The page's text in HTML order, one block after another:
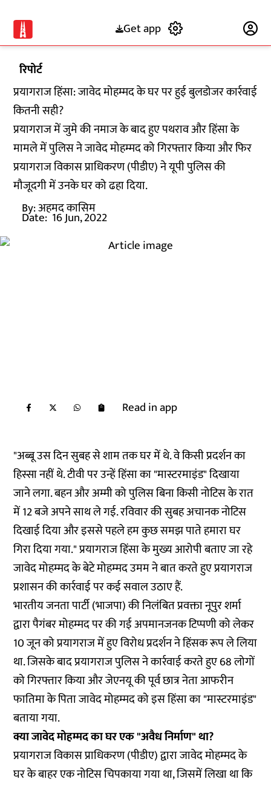
Get app
रिपोर्ट
प्रयागराज हिंसा: जावेद मोहम्मद के घर पर हुई बुलडोजर कार्रवाई
कितनी सही?
प्रयागराज में जुमे की नमाज के बाद हुए पथराव और हिंसा के
मामले में पुलिस ने जावेद मोहम्मद को गिरफ्तार किया और फिर
प्रयागराज विकास प्राधिकरण (पीडीए) ने यूपी पुलिस की
मौजूदगी में उनके घर को ढहा दिया.
By:अहमद कासिम
Date: 16 Jun, 2022
Read in app
"अब्बू उस दिन सुबह से शाम तक घर में थे. वे किसी प्रदर्शन का
हिस्सा नहीं थे. टीवी पर उन्हें हिंसा का "मास्टरमाइंड" दिखाया
जाने लगा. बहन और अम्मी को पुलिस बिना किसी नोटिस के रात
में 12 बजे अपने साथ ले गई. रविवार की सुबह अचानक नोटिस
दिखाई दिया और इससे पहले हम कुछ समझ पाते हमारा घर
गिरा दिया गया." प्रयागराज हिंसा के मुख्य आरोपी बताए जा रहे
जावेद मोहम्मद के बेटे मोहम्मद उमम ने बात करते हुए प्रयागराज
प्रशासन की कार्रवाई पर कई सवाल उठाए हैं.
भारतीय जनता पार्टी (भाजपा) की निलंबित प्रवक्ता नूपुर शर्मा
द्वारा पैगंबर मोहम्मद पर की गई अपमानजनक टिप्पणी को लेकर
10 जून को प्रयागराज में हुए विरोध प्रदर्शन ने हिंसक रूप ले लिया
था. जिसके बाद प्रयागराज पुलिस ने कार्रवाई करते हुए 68 लोगों
को गिरफ्तार किया और जेएनयू की पूर्व छात्र नेता आफरीन
फातिमा के पिता जावेद मोहम्मद को इस हिंसा का "मास्टरमाइंड"
बताया गया.
क्या जावेद मोहम्मद का घर एक "अवैध निर्माण" था?
प्रयागराज विकास प्राधिकरण (पीडीए) द्वारा जावेद मोहम्मद के
घर के बाहर एक नोटिस चिपकाया गया था, जिसमें लिखा था कि